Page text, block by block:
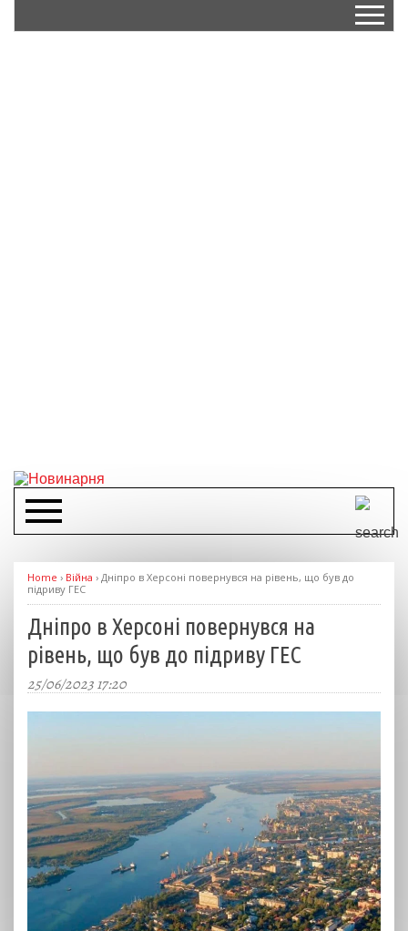
Home › Війна › Дніпро в Херсоні повернувся на рівень, що був до
підриву ГЕС
Дніпро в Херсоні повернувся на
рівень, що був до підриву ГЕС
25/06/2023 17:20